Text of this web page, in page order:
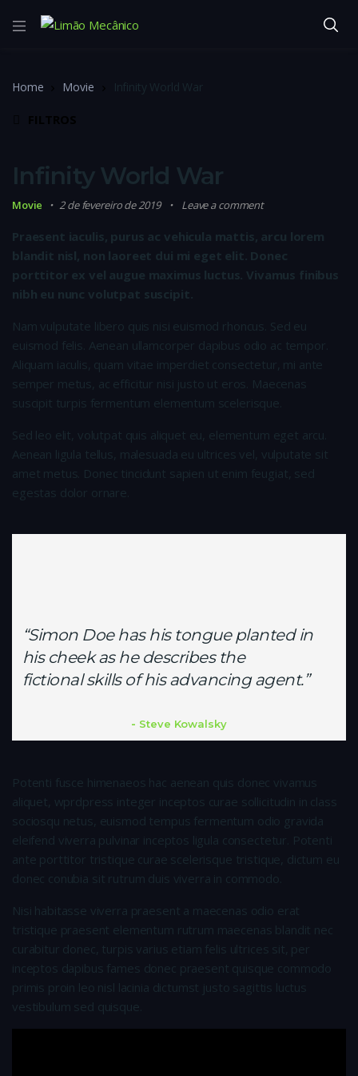
Home Movie Infinity World War
Infinity World War
Movie 2 de fevereiro de 2019 Leave a comment
Praesent iaculis, purus ac vehicula mattis, arcu lorem
blandit nisl, non laoreet dui mi eget elit. Donec
porttitor ex vel augue maximus luctus. Vivamus finibus
nibh eu nunc volutpat suscipit.
Nam vulputate libero quis nisi euismod rhoncus. Sed eu
euismod felis. Aenean ullamcorper dapibus odio ac tempor.
Aliquam iaculis, quam vitae imperdiet consectetur, mi ante
semper metus, ac efficitur nisi justo ut eros. Maecenas
suscipit turpis fermentum elementum scelerisque.
Sed leo elit, volutpat quis aliquet eu, elementum eget arcu.
Aenean ligula tellus, malesuada eu ultrices vel, vulputate sit
amet metus. Donec tincidunt sapien ut enim feugiat, sed
egestas dolor ornare.
“Simon Doe has his tongue planted in
his cheek as he describes the
fictional skills of his advancing agent.”
Steve Kowalsky
Potenti fusce himenaeos hac aenean quis donec vivamus
aliquet, wprdpress integer inceptos curae sollicitudin in class
sociosqu netus, euismod tempus fermentum odio gravida
eleifend viverra pulvinar inceptos ligula consectetur. Potenti
ante porttitor tristique curae scelerisque tristique, dictum eu
donec conubia sit rutrum duis viverra in commodo.
Nisi habitasse viverra praesent a maecenas odio erat
tristique praesent elementum rutrum maecenas blandit nec
curabitur donec, turpis varius etiam felis ultrices sit, per
inceptos dapibus fames donec praesent quisque commodo
primis proin leo nisl lacinia dictumst justo sagittis luctus
vestibulum sed quisque.